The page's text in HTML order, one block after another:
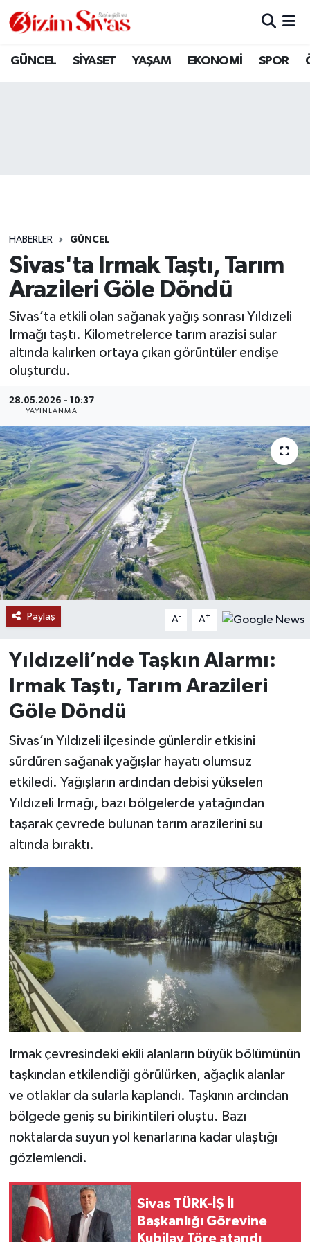
GÜNCEL SİYASET YAŞAM EKONOMİ SPOR
HABERLER GÜNCEL
Sivas'ta Irmak Taştı, Tarım
Arazileri Göle Döndü
Sivas’ta etkili olan sağanak yağış sonrası Yıldızeli
Irmağı taştı. Kilometrelerce tarım arazisi sular
altında kalırken ortaya çıkan görüntüler endişe
oluşturdu.
28.05.2026 - 10:37
YAYINLANMA
Paylaş A- A+
Yıldızeli’nde Taşkın Alarmı:
Irmak Taştı, Tarım Arazileri
Göle Döndü
Sivas’ın Yıldızeli ilçesinde günlerdir etkisini
sürdüren sağanak yağışlar hayatı olumsuz
etkiledi. Yağışların ardından debisi yükselen
Yıldızeli Irmağı, bazı bölgelerde yatağından
taşarak çevrede bulunan tarım arazilerini su
altında bıraktı.
Irmak çevresindeki ekili alanların büyük bölümünün
taşkından etkilendiği görülürken, ağaçlık alanlar
ve otlaklar da sularla kaplandı. Taşkının ardından
bölgede geniş su birikintileri oluştu. Bazı
noktalarda suyun yol kenarlarına kadar ulaştığı
gözlemlendi.
Sivas TÜRK-İŞ İl
Başkanlığı Görevine
Kubilay Töre atandı
ARAMIZDAN AYRILANLAR
GÜNCEL
KÜLTÜR
MAGAZİN
ÖZEL HABER
RESMİ İLANLAR
SAĞLIK
SİYASET
SOSYAL YARDIMLAR
SPONSORLU YAZI
SPOR
TEKNOLOJİ
YAŞAM
Sivas Nöbetçi Eczaneler
Son Dakika Haberleri
Haber Arşivi